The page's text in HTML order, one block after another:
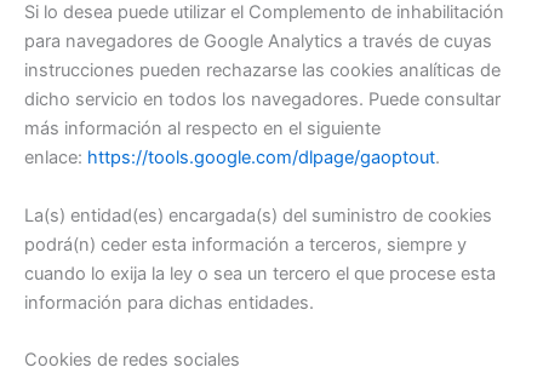
Si lo desea puede utilizar el Complemento de inhabilitación
para navegadores de Google Analytics a través de cuyas
instrucciones pueden rechazarse las cookies analíticas de
dicho servicio en todos los navegadores. Puede consultar
más información al respecto en el siguiente
enlace: https://tools.google.com/dlpage/gaoptout.
La(s) entidad(es) encargada(s) del suministro de cookies
podrá(n) ceder esta información a terceros, siempre y
cuando lo exija la ley o sea un tercero el que procese esta
información para dichas entidades.
Cookies de redes sociales